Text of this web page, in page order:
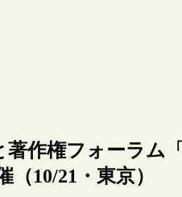
作権フォーラム
10/21・東京）